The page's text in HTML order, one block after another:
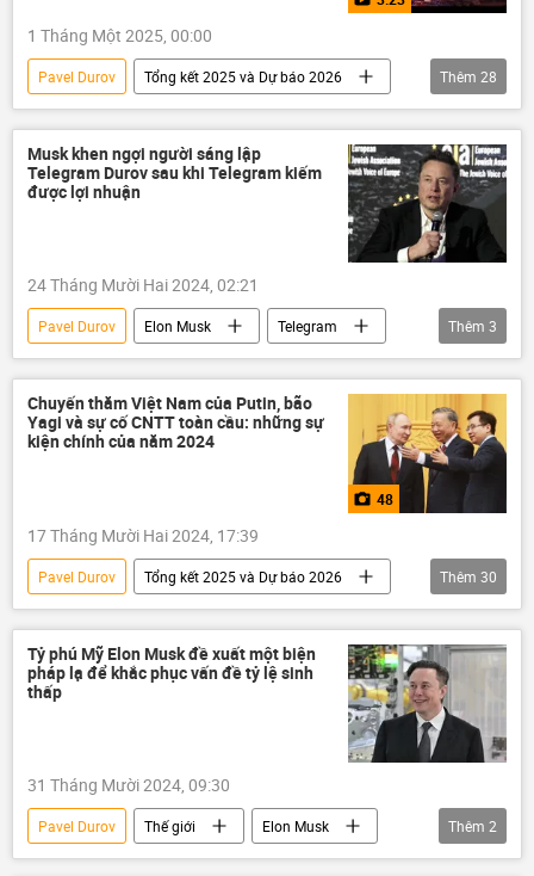
1 Tháng Một 2025, 00:00
Pavel Durov
Tổng kết 2025 và Dự báo 2026
Thế giới
Chính trị
BRICS
Video
Cuộc bầu cử tổng thống Nga năm 2024
Donald Trump
Võ Văn Thưởng
Nguyễn Phú Trọng
Việt Nam
Nga
Hợp tác Nga-Việt
Vladimir Putin
xung đột quân sự
xung đột
Ebrahim Raisi
Julian Assange
Tô Lâm
Lebanon
ASEAN
Lương Cường
Hàn Quốc
Thêm 28
Musk khen ngợi người sáng lập
Telegram Durov sau khi Telegram kiếm
được lợi nhuận
24 Tháng Mười Hai 2024, 02:21
Pavel Durov Elon Musk
Telegram
Thế giới
Kinh tế Kinh doanh
Thêm 3
Chuyến thăm Việt Nam của Putin, bão
Yagi và sự cố CNTT toàn cầu: những sự
kiện chính của năm 2024
48
17 Tháng Mười Hai 2024, 17:39
Pavel Durov
Tổng kết 2025 và Dự báo 2026
Ảnh
Hàn Quốc
Nga
Thế giới
Chính trị
Donald Trump
Việt Nam
Vladimir Putin
Chuyến thăm của ông Vladimir Putin tới Việt Nam năm 2024
Israel
Iran
Bắc Triều Tiên
SPIEF 2024
Nhật Bản
Cuộc khủng hoảng ở Ukraina
Ukraina
Thêm 30
Tỷ phú Mỹ Elon Musk đề xuất một biện
pháp lạ để khắc phục vấn đề tỷ lệ sinh
thấp
31 Tháng Mười 2024, 09:30
Pavel Durov Thế giới
Elon Musk
Xã hội
sinh con
Thêm 2